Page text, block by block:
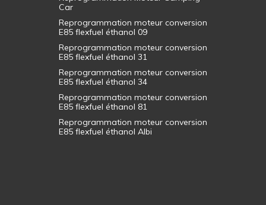
Car
Reprogrammation moteur conversion
E85 flexfuel éthanol 09
Reprogrammation moteur conversion
E85 flexfuel éthanol 31
Reprogrammation moteur conversion
E85 flexfuel éthanol 34
Reprogrammation moteur conversion
E85 flexfuel éthanol 81
Reprogrammation moteur conversion
E85 flexfuel éthanol Albi